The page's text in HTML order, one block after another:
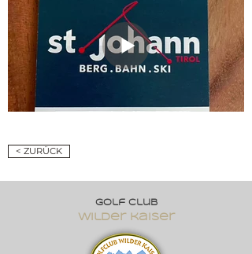
< ZURÜCK
Golf club
wilder kaiser